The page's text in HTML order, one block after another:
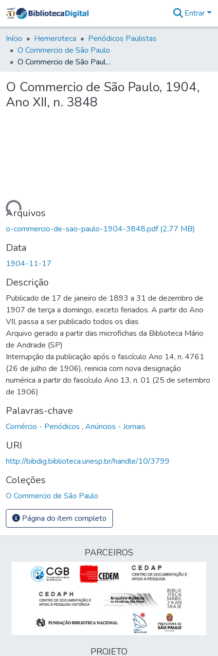
&
Coleções
Tudo na
Biblioteca
Estatísticas
Entrar
Início Hemeroteca
Periódicos Paulistas
O Commercio de São Paulo
O Commercio de São Paulo, 1904, Ano XII, n. 3848
O Commercio de São Paulo, 1904,
Ano XII, n. 3848
Arquivos
o-commercio-de-sao-paulo-1904-3848.pdf(2,77 MB)
Data
1904-11-17
Descrição
Publicado de 17 de janeiro de 1893 a 31 de dezembro de
1907 de terça a domingo, exceto feriados. A partir do Ano
VII, passa a ser publicado todos os dias
Arquivo gerado a partir das microfichas da Biblioteca Mário
de Andrade (SP)
Interrupção da publicação após o fascículo Ano 14, n. 4761
(26 de julho de 1906), reinicia com nova designação
numérica a partir do fascículo Ano 13, n. 01 (25 de setembro
de 1906)
Palavras-chave
Comércio - Periódicos , Anúncios - Jornais
URI
http://bibdig.biblioteca.unesp.br/handle/10/3799
Coleções
O Commercio de São Paulo
Página do item completo
PARCEIROS
PROJETO